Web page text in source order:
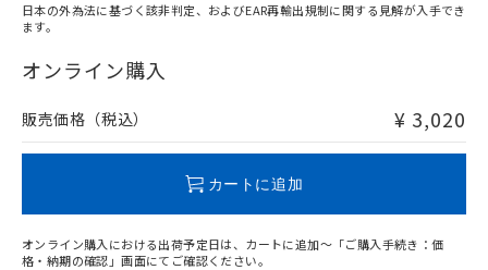
在庫等で未対応品が混在する可能性があります。
問い合わせください。
日本の外為法に基づく該非判定、およびEAR再輸出規制に関する見解が入手でき
ます。
オンライン購入
販売価格（税込） ¥ 3,020
カートに追加
オンライン購入における出荷予定日は、カートに追加～「ご購入手続き：価
格・納期の確認」画面にてご確認ください。